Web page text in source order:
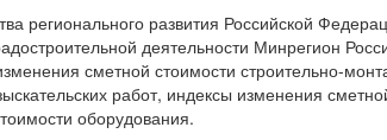
регионального развития Российской
деятельности Минрегион
сметной стоимости строительно-
работ, индексы изменения
оборудования.